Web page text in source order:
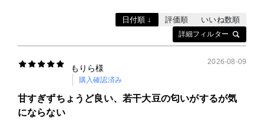
詳細フィルター
日付順 ↓ 評価順 いいね数順
もりら様
購入確認済み
2026-08-09
甘すぎずちょうど良い、若干大豆の匂いがするが気
にならない